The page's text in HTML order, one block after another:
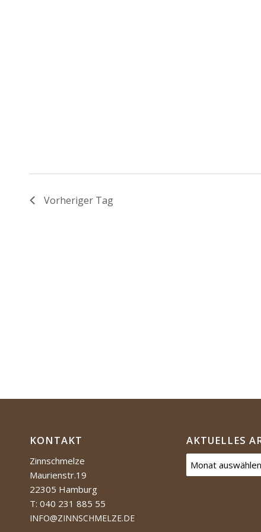
Vorheriger Tag
KONTAKT
Zinnschmelze
Maurienstr.19
22305 Hamburg
T: 040 231 885 55
INFO@ZINNSCHMELZE.DE
AKTUELLES